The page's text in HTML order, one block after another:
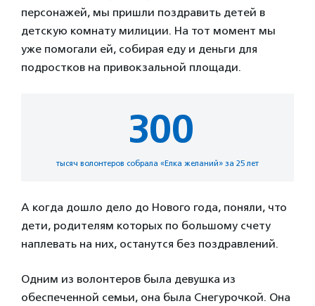
персонажей, мы пришли поздравить детей в
детскую комнату милиции. На тот момент мы
уже помогали ей, собирая еду и деньги для
подростков на привокзальной площади.
300
тысяч волонтеров собрала «Елка желаний» за 25 лет
А когда дошло дело до Нового года, поняли, что
дети, родителям которых по большому счету
наплевать на них, останутся без поздравлений.
Одним из волонтеров была девушка из
обеспеченной семьи, она была Снегурочкой. Она